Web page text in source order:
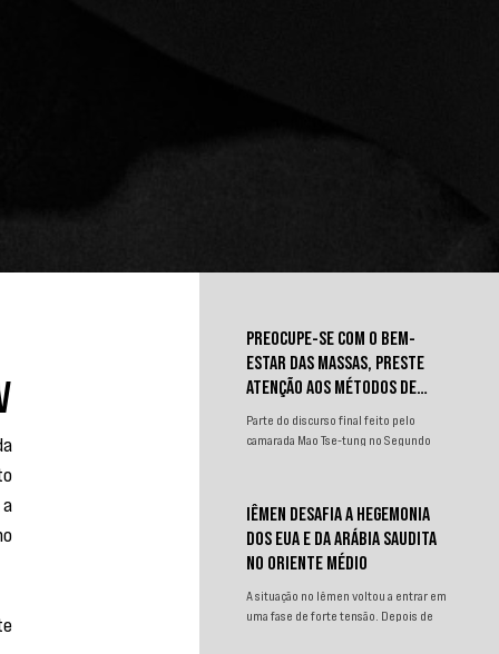
PREOCUPE-SE COM O BEM-
ESTAR DAS MASSAS, PRESTE
ATENÇÃO AOS MÉTODOS DE
TRABALHO
Parte do discurso final feito pelo
camarada Mao Tse-tung no Segundo
Camponeses, realizado em Juichin,
província de Kiangsi, em janeiro de
1934.
IÊMEN DESAFIA A HEGEMONIA
DOS EUA E DA ARÁBIA SAUDITA
NO ORIENTE MÉDIO
A situação no Iêmen voltou a entrar em
uma fase de forte tensão. Depois de